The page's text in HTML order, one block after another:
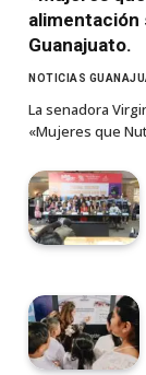
alimentación
Guanajuato.
NOTICIAS
La senadora
«Mujeres que